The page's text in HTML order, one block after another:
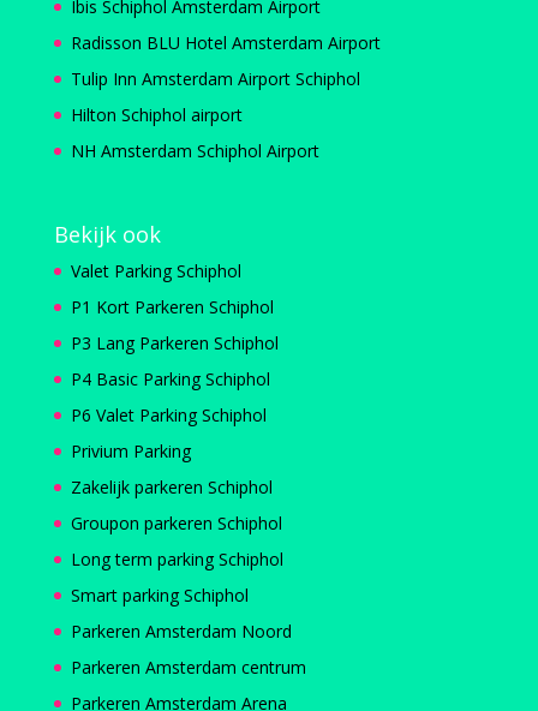
Ibis Schiphol Amsterdam Airport
Radisson BLU Hotel Amsterdam Airport
Tulip Inn Amsterdam Airport Schiphol
Hilton Schiphol airport
NH Amsterdam Schiphol Airport
Bekijk ook
Valet Parking Schiphol
P1 Kort Parkeren Schiphol
P3 Lang Parkeren Schiphol
P4 Basic Parking Schiphol
P6 Valet Parking Schiphol
Privium Parking
Zakelijk parkeren Schiphol
Groupon parkeren Schiphol
Long term parking Schiphol
Smart parking Schiphol
Parkeren Amsterdam Noord
Parkeren Amsterdam centrum
Parkeren Amsterdam Arena